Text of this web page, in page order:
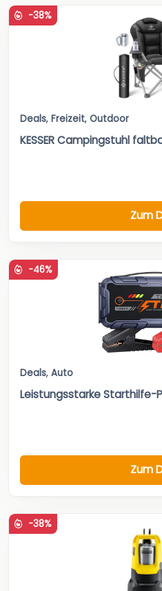
-38%
Deals, Freizeit, Outdoor
KESSER Campingstuhl
Zum
-46%
Deals, Auto
Leistungsstarke Starthilfe-
Zum
-38%